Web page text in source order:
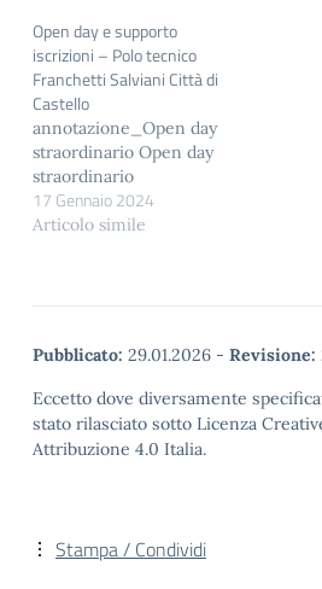
Open day e supporto
iscrizioni – Polo tecnico
Franchetti Salviani Città di
Castello
annotazione_Open day
straordinario Open day
straordinario
17 Gennaio 2024
Articolo simile
Pubblicato: 29.01.2026 - Revisione:
Eccetto dove diversamente
stato rilasciato sotto Licenza
Attribuzione 4.0 Italia.
Stampa / Condividi